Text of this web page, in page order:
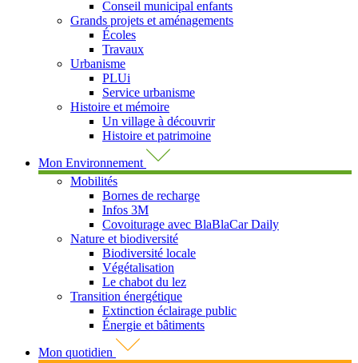
Conseil municipal enfants
Grands projets et aménagements
Écoles
Travaux
Urbanisme
PLUi
Service urbanisme
Histoire et mémoire
Un village à découvrir
Histoire et patrimoine
Mon Environnement
Mobilités
Bornes de recharge
Infos 3M
Covoiturage avec BlaBlaCar Daily
Nature et biodiversité
Biodiversité locale
Végétalisation
Le chabot du lez
Transition énergétique
Extinction éclairage public
Énergie et bâtiments
Mon quotidien